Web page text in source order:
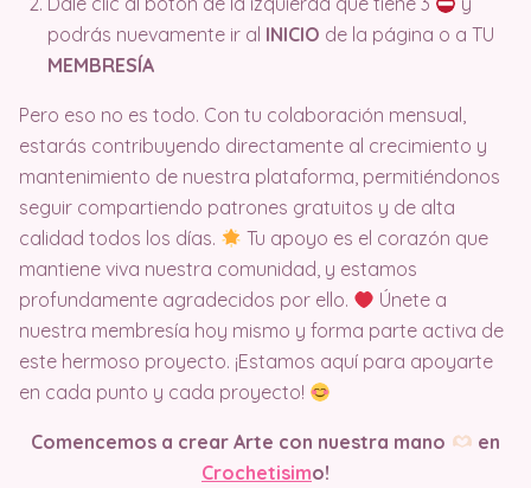
podrás nuevamente ir al INICIO de la página o a TU
MEMBRESÍA
Pero eso no es todo. Con tu colaboración mensual,
estarás contribuyendo directamente al crecimiento y
mantenimiento de nuestra plataforma, permitiéndonos
seguir compartiendo patrones gratuitos y de alta
calidad todos los días.
Tu apoyo es el corazón que
mantiene viva nuestra comunidad, y estamos
profundamente agradecidos por ello.
Únete a
nuestra membresía hoy mismo y forma parte activa de
este hermoso proyecto. ¡Estamos aquí para apoyarte
en cada punto y cada proyecto!
Comencemos a crear Arte con nuestra mano
en
Crochetisimo!